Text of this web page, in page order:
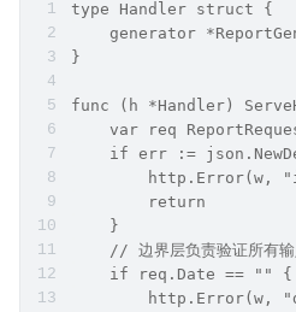
type Handler struct {
generator
}
func (h *Handler)
var req
if err :=
http.Error(w,
        return
    }
// 边界层负责验证所有
    if req.Date == "" {
http.Error(w,